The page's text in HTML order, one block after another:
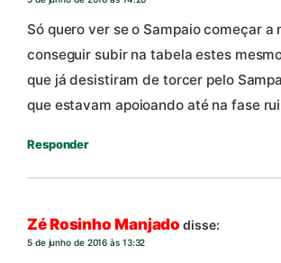
Só quero ver se o Sampaio começar a
conseguir subir na tabela estes
que já desistiram de torcer pelo
que estavam apoioando até na fase
Responder
Zé Rosinho Manjado disse:
5 de junho de 2016 às 13:32